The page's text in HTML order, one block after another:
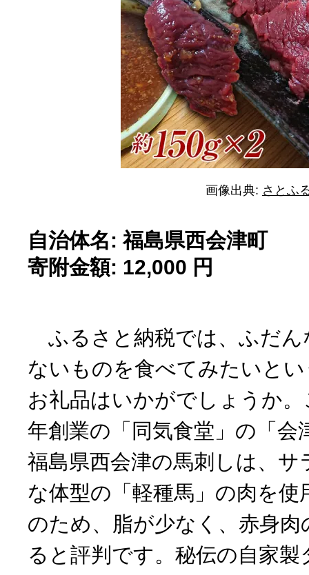
画像出典: さとふ
自治体名: 福島県西会津町
寄附金額: 12,000 円
ふるさと納税では、ふだん
ないものを食べてみたいと
お礼品はいかがでしょうか
年創業の「同気食堂」の「
福島県西会津の馬刺しは、
な体型の「軽種馬」の肉を
のため、脂が少なく、赤身
ると評判です。秘伝の自家